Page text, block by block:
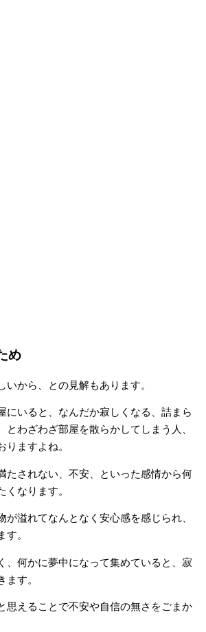
め
いから、との見解もあります。
にいると、なんだか寂しくなる、詰まら
とわざわざ部屋を散らかしてしまう人、
りますよね。
たされない、不安、といった感情から何
くなります。
が溢れてなんとなく安心感を感じられ、
す。
、何かに夢中になって集めていると、寂
ます。
思えることで不安や自信の無さをごまか